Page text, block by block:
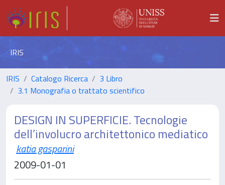
IRIS
IRIS Catalogo Ricerca
3 Libro
3.1 Monografia o trattato scientifico
DESIGN IN SUPERFICIE. Tecnologie
dell’involucro architettonico mediatico
katia gasparini
2009-01-01